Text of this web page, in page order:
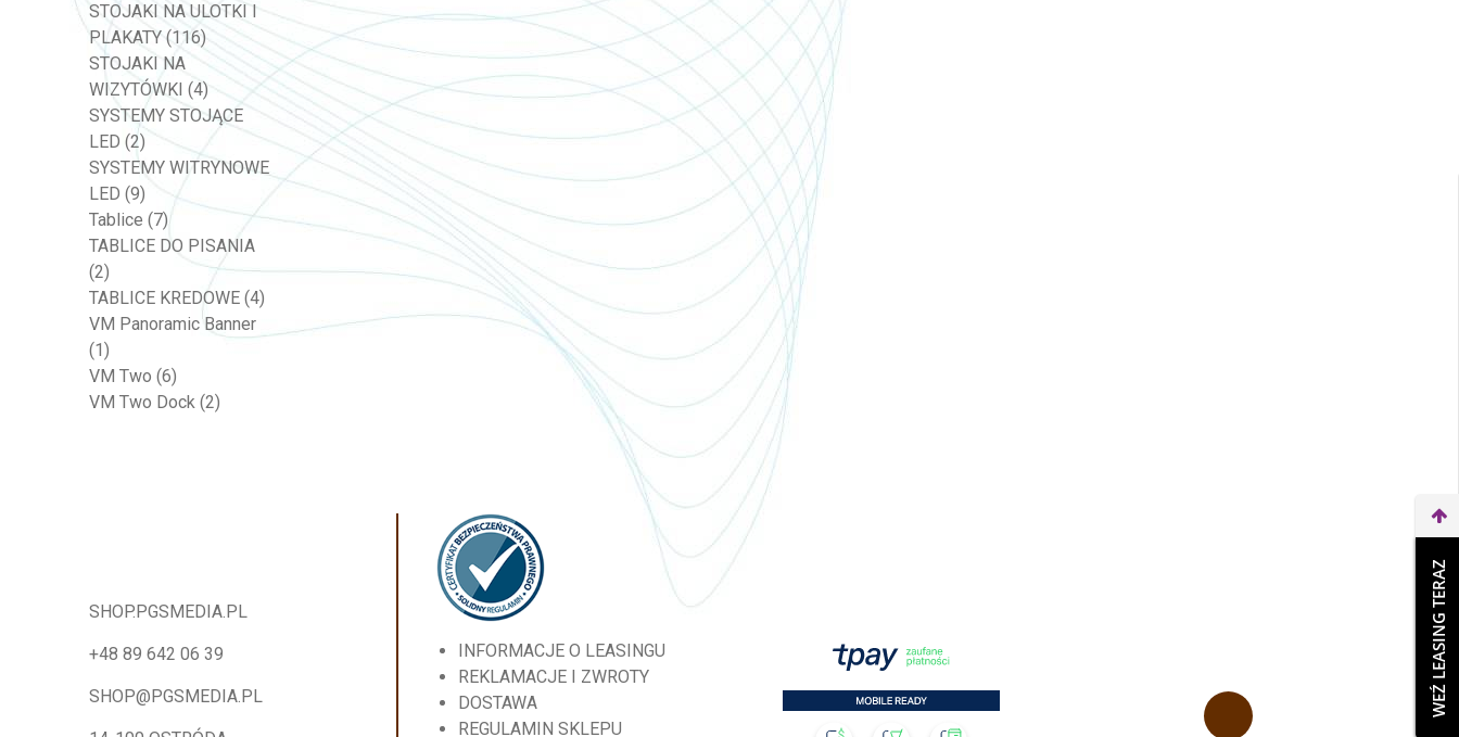
STOJAKI NA ULOTKI I
PLAKATY (116)
STOJAKI NA
WIZYTÓWKI (4)
SYSTEMY STOJĄCE
LED (2)
SYSTEMY WITRYNOWE
LED (9)
Tablice (7)
TABLICE DO PISANIA
(2)
TABLICE KREDOWE (4)
VM Panoramic Banner
(1)
VM Two (6)
VM Two Dock (2)
SHOP.PGSMEDIA.PL
+48 89 642 06 39
SHOP@PGSMEDIA.PL
INFORMACJE O LEASINGU
REKLAMACJE I ZWROTY
DOSTAWA
REGULAMIN SKLEPU
WEŹ LEASING TERAZ